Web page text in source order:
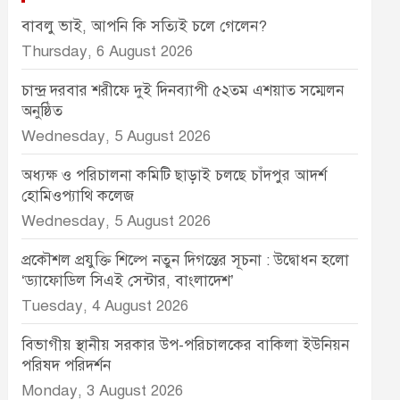
বাবলু ভাই, আপনি কি সত্যিই চলে গেলেন?
Thursday, 6 August 2026
চান্দ্র দরবার শরীফে দুই দিনব্যাপী ৫২তম এশয়াত সম্মেলন
অনুষ্ঠিত
Wednesday, 5 August 2026
অধ্যক্ষ ও পরিচালনা কমিটি ছাড়াই চলছে চাঁদপুর আদর্শ
হোমিওপ্যাথি কলেজ
Wednesday, 5 August 2026
প্রকৌশল প্রযুক্তি শিল্পে নতুন দিগন্তের সূচনা : উদ্বোধন হলো
‘ড্যাফোডিল সিএই সেন্টার, বাংলাদেশ’
Tuesday, 4 August 2026
বিভাগীয় স্থানীয় সরকার উপ-পরিচালকের বাকিলা ইউনিয়ন
পরিষদ পরিদর্শন
Monday, 3 August 2026